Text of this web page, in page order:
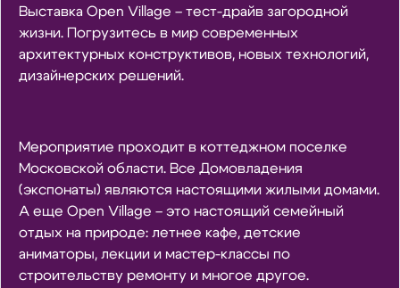
Выставка Open Village – тест-драйв загородной
жизни. Погрузитесь в мир современных
архитектурных конструктивов, новых технологий,
дизайнерских решений.
Мероприятие проходит в коттеджном поселке
Московской области. Все Домовладения
(экспонаты) являются настоящими жилыми домами.
А еще Open Village – это настоящий семейный
отдых на природе: летнее кафе, детские
аниматоры, лекции и мастер-классы по
строительству ремонту и многое другое.